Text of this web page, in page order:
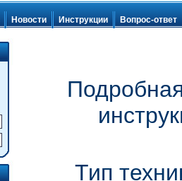
Новости Инструкции Вопрос-ответ
Тип